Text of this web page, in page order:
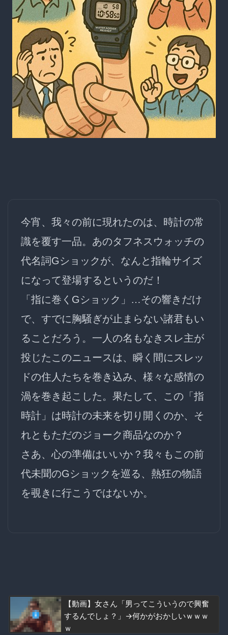
今宵、我々の前に現れたのは、時計の常
識を覆す一品。あのタフネスウォッチの
代名詞Gショックが、なんと指輪サイズ
になって登場するというのだ！
「指に巻くGショック」…その響きだけ
で、すでに胸騒ぎが止まらない諸君もい
ることだろう。一人の名もなきスレ主が
投じたこのニュースは、瞬く間にスレッ
ドの住人たちを巻き込み、様々な感情の
渦を巻き起こした。果たして、この「指
時計」は時計の未来を切り開くのか、そ
れともただのジョーク商品なのか？
さあ、心の準備はいいか？我々もこの前
代未聞のGショック を巡る、熱狂の物語
を覗きに行こうではないか。
【動画】女さん「男ってこういうので興奮
するんでしょ？」→何かがおかしいｗｗｗ
ｗ